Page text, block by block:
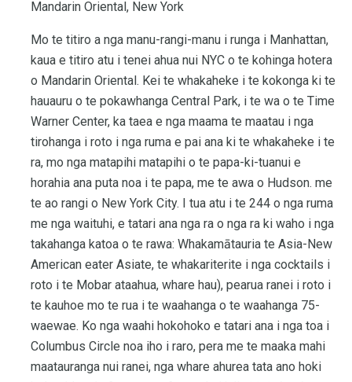
Mandarin Oriental, New York
Mo te titiro a nga manu-rangi-manu i runga i Manhattan,
kaua e titiro atu i tenei ahua nui NYC o te kohinga hotera
o Mandarin Oriental. Kei te whakaheke i te kokonga ki te
hauauru o te pokawhanga Central Park, i te wa o te Time
Warner Center, ka taea e nga maama te maatau i nga
tirohanga i roto i nga ruma e pai ana ki te whakaheke i te
ra, mo nga matapihi matapihi o te papa-ki-tuanui e
horahia ana puta noa i te papa, me te awa o Hudson. me
te ao rangi o New York City. I tua atu i te 244 o nga ruma
me nga waituhi, e tatari ana nga ra o nga ra ki waho i nga
takahanga katoa o te rawa: Whakamātauria te Asia-New
American eater Asiate, te whakariterite i nga cocktails i
roto i te Mobar ataahua, whare hau), pearua ranei i roto i
te kauhoe mo te rua i te waahanga o te waahanga 75-
waewae. Ko nga waahi hokohoko e tatari ana i nga toa i
Columbus Circle noa iho i raro, pera me te maaka mahi
maatauranga nui ranei, nga whare ahurea tata ano hoki